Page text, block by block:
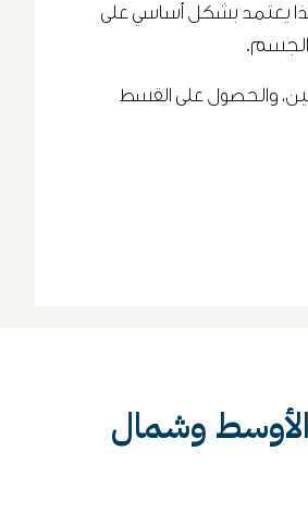
يوجد نظام غذائي يناسب الجميع. هذا يعني أن ما أصفه لك اليوم قد يختلف عما أصفه لك بعد 6 أشهر، وهذا يعتمد بشكل أساسي على
الجسم.
والحصول على القسط
وشمال